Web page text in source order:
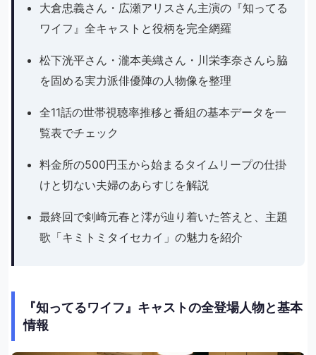
大倉忠義さん・広瀬アリスさん主演の『知ってる
ワイフ』全キャストと役柄を完全網羅
松下洸平さん・瀧本美織さん・川栄李奈さんら脇
を固める実力派俳優陣の人物像を整理
全11話の世帯視聴率推移と番組の基本データを一
覧表でチェック
料金所の500円玉から始まるタイムリープの仕掛
けと切ない夫婦のあらすじを解説
最終回で剣崎元春と澪が辿り着いた答えと、主題
歌「キミトミタイセカイ」の魅力を紹介
『知ってるワイフ』キャストの全登場人物と基本
情報